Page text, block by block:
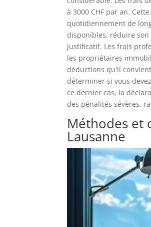
à 3000 CHF par an.
quotidiennement de
disponibles, réduire son
justificatif. Les frais
les propriétaires
déductions qu'il
déterminer si vous
ce dernier cas, la
des pénalités sévères,
Méthodes et
Lausanne